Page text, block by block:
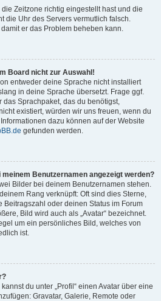
Zeitzone richtig eingestellt hast und die
die Uhr des Servers vermutlich falsch.
er das Problem beheben kann.
Board nicht zur Auswahl!
entweder deine Sprache nicht installiert
in deine Sprache übersetzt. Frage ggf.
Sprachpaket, das du benötigst,
existiert, würden wir uns freuen, wenn du
dazu können auf der Website
gefunden werden.
Benutzernamen angezeigt werden?
Bilder bei deinem Benutzernamen stehen.
Rang verknüpft: Oft sind dies Sterne,
Beitragszahl oder deinen Status im Forum
Bild wird auch als „Avatar“ bezeichnet.
um ein persönliches Bild, welches von
ist.
du unter „Profil“ einen Avatar über eine
Gravatar, Galerie, Remote oder